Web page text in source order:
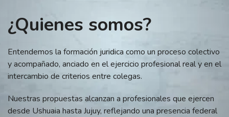
¿Quienes somos?
Entendemos la formación juridica como un proceso colectivo
y acompañado, anciado en el ejercicio profesional real y en el
intercambio de criterios entre colegas.
Nuestras propuestas alcanzan a profesionales que ejercen
desde Ushuaia hasta Jujuy, reflejando una presencia federal